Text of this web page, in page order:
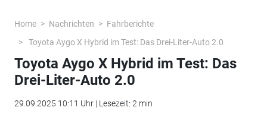
Home Nachrichten
Fahrberichte
Toyota Aygo X Hybrid im Test: Das Drei-Liter-Auto 2.0
Toyota Aygo X Hybrid im Test: Das
Drei-Liter-Auto 2.0
29.09.2025 10:11 Uhr | Lesezeit: 2 min